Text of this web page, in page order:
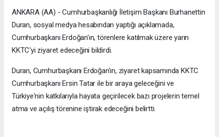
ANKARA (AA) - Cumhurbaşkanlığı İletişim Başkanı Burhanettin
Duran, sosyal medya hesabından yaptığı açıklamada,
Cumhurbaşkanı Erdoğan'ın, törenlere katılmak üzere yarın
KKTC'yi ziyaret edeceğini bildirdi.
Duran, Cumhurbaşkanı Erdoğan'ın, ziyaret kapsamında KKTC
Cumhurbaşkanı Ersin Tatar ile bir araya geleceğini ve
Türkiye'nin katkılarıyla hayata geçirilecek bazı projelerin temel
atma ve açılış törenine iştirak edeceğini belirtti.